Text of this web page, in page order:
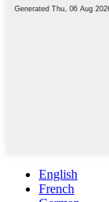
English
French